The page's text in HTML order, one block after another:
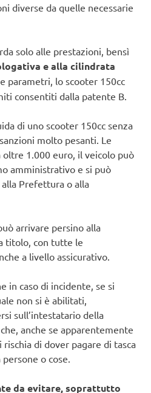
diverse da quelle necessarie
solo alle prestazioni, bensì
e alla cilindrata
parametri, lo scooter 150cc
consentiti dalla patente B.
di uno scooter 150cc senza
molto pesanti. Le
1.000 euro, il veicolo può
amministrativo e si può
Prefettura o alla
arrivare persino alla
titolo, con tutte le
a livello assicurativo.
in caso di incidente, se si
non si è abilitati,
sull’intestatario della
anche se apparentemente
di dover pagare di tasca
o cose.
da evitare, soprattutto